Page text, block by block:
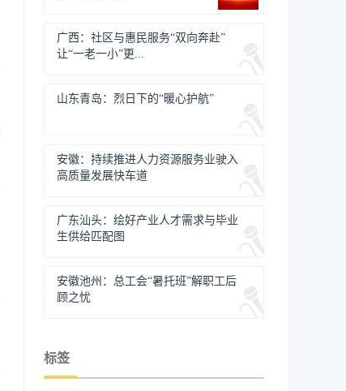
广西：社区与惠民服务“双向奔赴”
让“一老一小”更...
山东青岛：烈日下的“暖心护航”
安徽：持续推进人力资源服务业驶入
高质量发展快车道
广东汕头：绘好产业人才需求与毕业
生供给匹配图
安徽池州：总工会“暑托班”解职工后
顾之忧
标签